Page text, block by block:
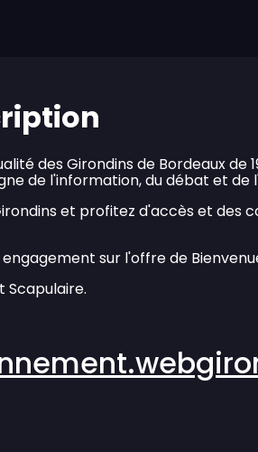
des Girondins de Bordeaux de
de l'information, du débat et de
et profitez d'accès et des
sur l'offre de
Scapulaire.